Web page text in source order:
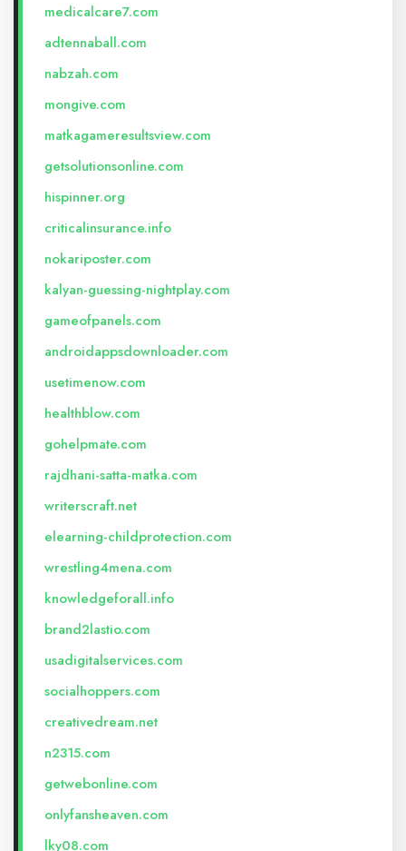
medicalcare7.com
adtennaball.com
nabzah.com
mongive.com
matkagameresultsview.com
getsolutionsonline.com
hispinner.org
criticalinsurance.info
nokariposter.com
kalyan-guessing-nightplay.com
gameofpanels.com
androidappsdownloader.com
usetimenow.com
healthblow.com
gohelpmate.com
rajdhani-satta-matka.com
writerscraft.net
elearning-childprotection.com
wrestling4mena.com
knowledgeforall.info
brand2lastio.com
usadigitalservices.com
socialhoppers.com
creativedream.net
n2315.com
getwebonline.com
onlyfansheaven.com
lky08.com